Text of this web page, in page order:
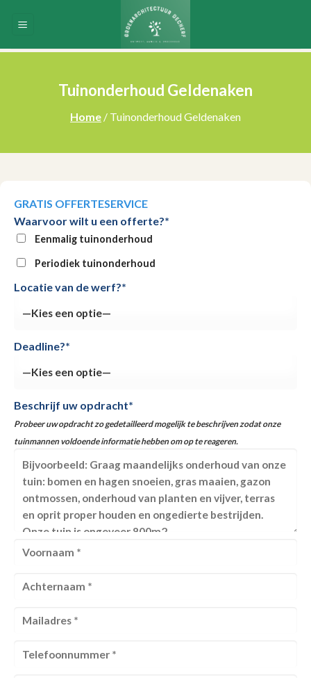
Tuinonderhoud Geldenaken
Home / Tuinonderhoud Geldenaken
GRATIS OFFERTESERVICE
Waarvoor wilt u een offerte?*
Eenmalig tuinonderhoud
Periodiek tuinonderhoud
Locatie van de werf?*
Deadline?*
Beschrijf uw opdracht*
Probeer uw opdracht zo gedetailleerd mogelijk te beschrijven zodat onze
tuinmannen voldoende informatie hebben om op te reageren.